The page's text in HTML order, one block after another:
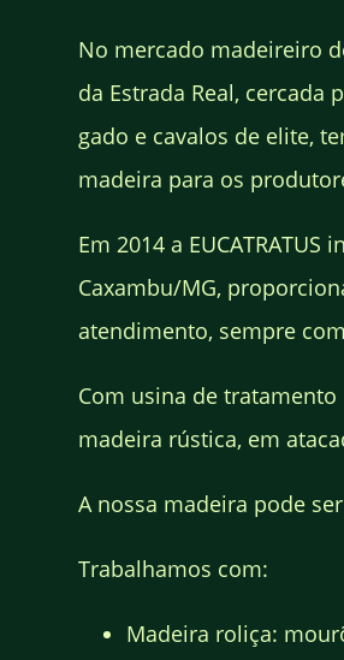
No mercado madeireiro
da Estrada Real, cercada
gado e cavalos de elite,
madeira para os
Em 2014 a
Caxambu/MG,
atendimento, sempre
Com usina de
madeira rústica, em
A nossa madeira pode
Trabalhamos com:
Madeira roliça: